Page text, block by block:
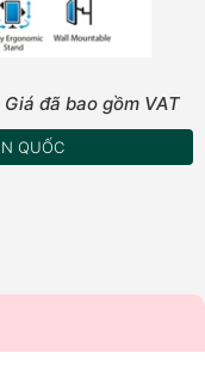
Giá đã bao gồm VAT
QUỐC